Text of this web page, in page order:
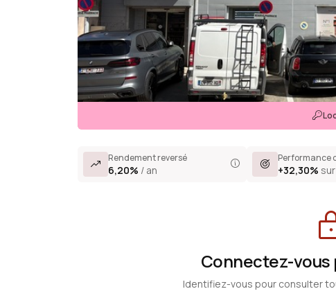
Rendement reversé
6,20% / an
Performance
+32,30%
Connectez-vous
Identifiez-vous pour consulter